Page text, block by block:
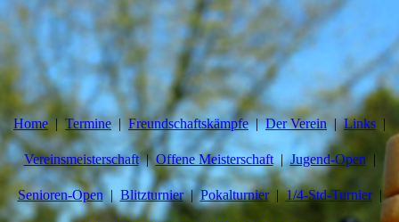
Home Termine Freundschaftskämpfe Der Verein Links
Vereinsmeisterschaft Offene Meisterschaft Jugend-Open
Senioren-Open Blitzturnier Pokalturnier 1/4-Std-Turnier